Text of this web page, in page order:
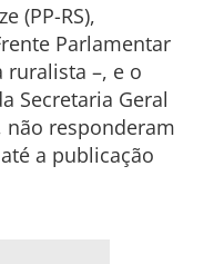
(PP-RS),
Parlamentar
ruralista –, e o
Secretaria Geral
não responderam
a publicação